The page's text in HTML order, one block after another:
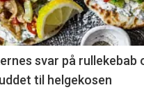
svar på rullekebab
til helgekosen